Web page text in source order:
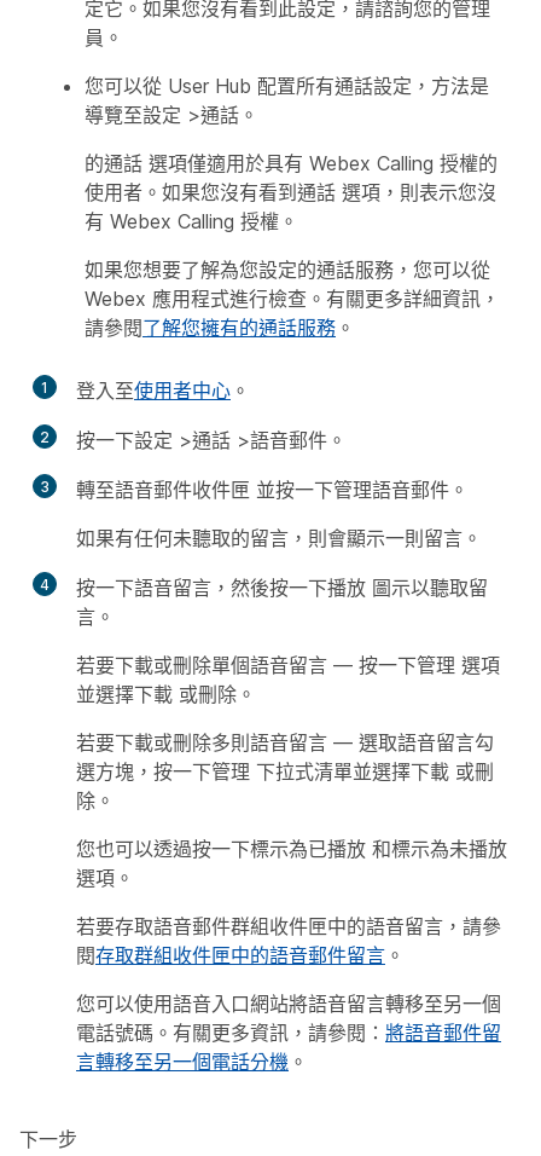
定它。如果您沒有看到此設定，請諮詢您的管理
員。
您可以從 User Hub 配置所有通話設定，方法是
導覽至設定 >通話 。
的通話 選項僅適用於具有 Webex Calling 授權的
使用者。如果您沒有看到 通話 選項，則表示您沒
有 Webex Calling 授權。
如果您想要了解為您設定的通話服務，您可以從
Webex 應用程式進行檢查。有關更多詳細資訊，
請參閱了解您擁有的通話服務 。
1 登入至使用者中心 。
2 按一下設定 >通話 >語音郵件 。
3 轉至語音郵件收件匣 並按一下管理語音郵件 。
如果有任何未聽取的留言，則會顯示一則留言。
4 按一下語音留言，然後按一下播放 圖示以聽取留
言。
若要下載或刪除單個語音留言 — 按一下管理 選項
並選擇下載 或刪除 。
若要下載或刪除多則語音留言 — 選取語音留言勾
選方塊，按一下管理 下拉式清單並選擇下載 或刪
除 。
您也可以透過按一下標示為已播放 和標示為未播放
選項。
若要存取語音郵件群組收件匣中的語音留言，請參
閱存取群組收件匣中的語音郵件留言 。
您可以使用語音入口網站將語音留言轉移至另一個
電話號碼。有關更多資訊，請參閱： 將語音郵件留
言轉移至另一個電話分機 。
下一步